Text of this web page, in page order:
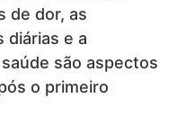
de dor, as
diárias e a
são aspectos
o primeiro